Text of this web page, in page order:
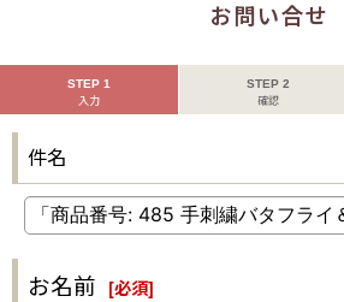
お問い合せ
STEP 1
入力
STEP 2
確認
件名
お名前 [必須]